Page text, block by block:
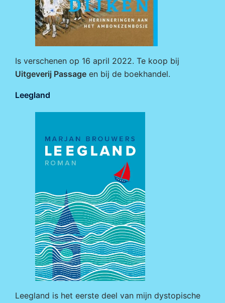
Is verschenen op 16 april 2022. Te koop bij
Uitgeverij Passage en bij de boekhandel.
Leegland
Leegland is het eerste deel van mijn dystopische